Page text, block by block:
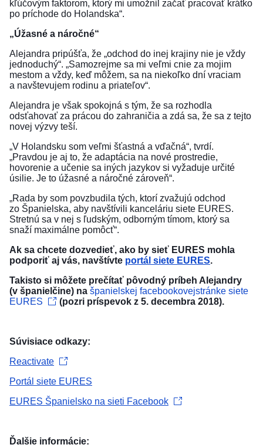
kľúčovým faktorom, ktorý mi umožnil začať pracovať krátko
po príchode do Holandska“.
„Úžasné a náročné“
Alejandra pripúšťa, že „odchod do inej krajiny nie je vždy
jednoduchý“. „Samozrejme sa mi veľmi cnie za mojim
mestom a vždy, keď môžem, sa na niekoľko dní vraciam
a navštevujem rodinu a priateľov“.
Alejandra je však spokojná s tým, že sa rozhodla
odsťahovať za prácou do zahraničia a zdá sa, že sa z tejto
novej výzvy teší.
„V Holandsku som veľmi šťastná a vďačná“, tvrdí.
„Pravdou je aj to, že adaptácia na nové prostredie,
hovorenie a učenie sa iných jazykov si vyžaduje určité
úsilie. Je to úžasné a náročné zároveň“.
„Rada by som povzbudila tých, ktorí zvažujú odchod
zo Španielska, aby navštívili kanceláriu siete EURES.
Stretnú sa v nej s ľudským, odborným tímom, ktorý sa
snaží maximálne pomôcť“.
Ak sa chcete dozvedieť, ako by sieť EURES mohla
podporiť aj vás, navštívte portál siete EURES.
Takisto si môžete prečítať pôvodný príbeh Alejandry
(v španielčine) na španielskej facebookovejstránke siete
EURES
(pozri príspevok z 5. decembra 2018).
Súvisiace odkazy:
Reactivate
Portál siete EURES
EURES Španielsko na sieti Facebook
Ďalšie informácie: